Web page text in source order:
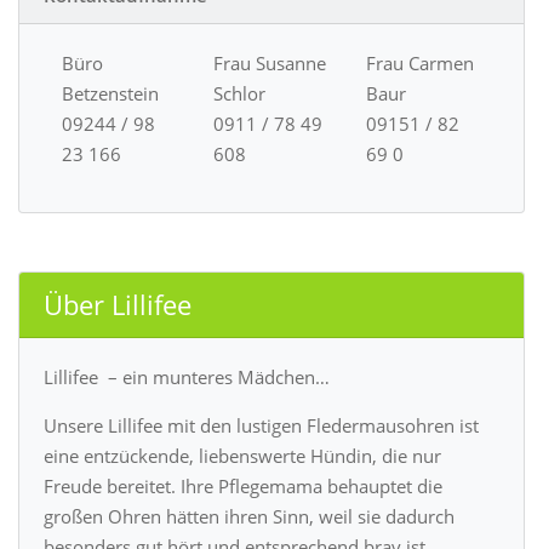
Büro
Betzenstein
09244 / 98
23 166
Frau Susanne
Schlor
0911 / 78 49
608
Frau Carmen
Baur
09151 / 82
69 0
Über Lillifee
Lillifee – ein munteres Mädchen…
Unsere Lillifee mit den lustigen Fledermausohren ist
eine entzückende, liebenswerte Hündin, die nur
Freude bereitet. Ihre Pflegemama behauptet die
großen Ohren hätten ihren Sinn, weil sie dadurch